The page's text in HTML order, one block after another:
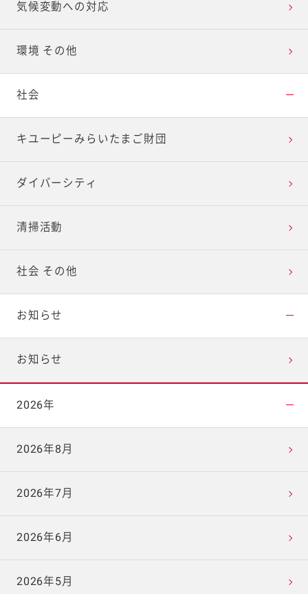
気候変動への対応
環境 その他
社会
キユーピーみらいたまご財団
ダイバーシティ
清掃活動
社会 その他
お知らせ
お知らせ
2026年
2026年8月
2026年7月
2026年6月
2026年5月